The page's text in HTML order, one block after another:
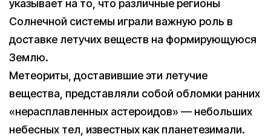
указывает на то, что различные регионы
Солнечной системы играли важную роль в
доставке летучих веществ на формирующуюся
Землю.
Метеориты, доставившие эти летучие
вещества, представляли собой обломки ранних
«нерасплавленных астероидов» — небольших
небесных тел, известных как планетезимали.